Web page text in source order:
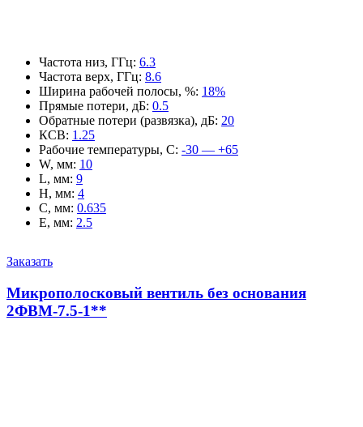
Частота низ, ГГц: 6.3
Частота верх, ГГц: 8.6
Ширина рабочей полосы, %: 18%
Прямые потери, дБ: 0.5
Обратные потери (развязка), дБ: 20
КСВ: 1.25
Рабочие температуры, С: -30 — +65
W, мм: 10
L, мм: 9
H, мм: 4
C, мм: 0.635
E, мм: 2.5
Заказать
Микрополосковый вентиль без основания
2ФВМ-7.5-1**